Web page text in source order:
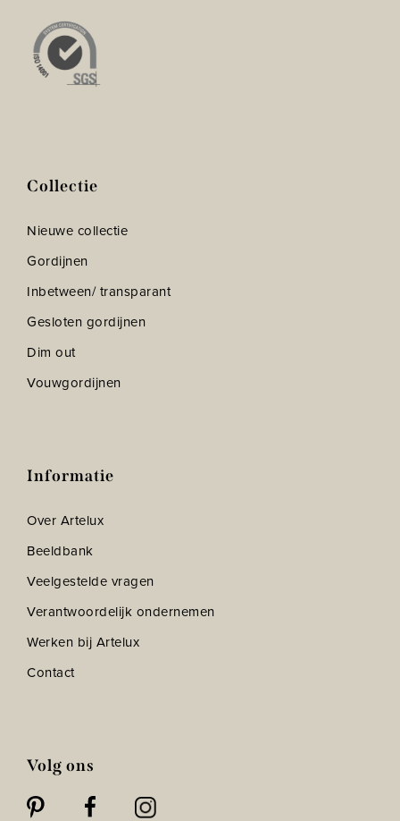
Collectie
Nieuwe collectie
Gordijnen
Inbetween/ transparant
Gesloten gordijnen
Dim out
Vouwgordijnen
Informatie
Over Artelux
Beeldbank
Veelgestelde vragen
Verantwoordelijk ondernemen
Werken bij Artelux
Contact
Volg ons